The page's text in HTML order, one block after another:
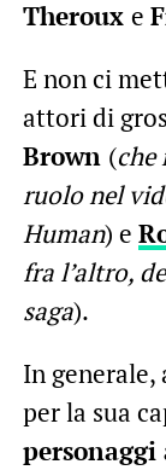
Theroux e
E non ci
attori di
Brown (che
ruolo nel
Human) e
fra l’altro,
saga).
In generale,
per la sua
personaggi